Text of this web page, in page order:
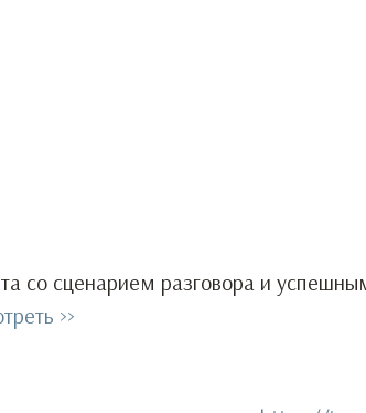
со сценарием разговора и
>>